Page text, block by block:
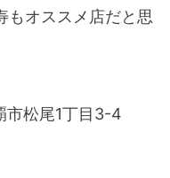
もオススメ店だと思
市松尾1丁目3-4